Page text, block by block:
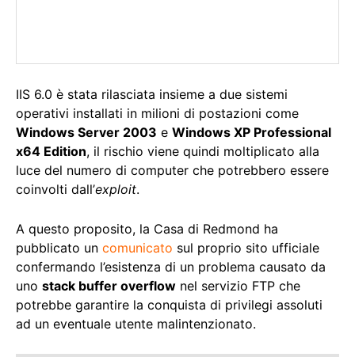
IIS 6.0 è stata rilasciata insieme a due sistemi
operativi installati in milioni di postazioni come
Windows Server 2003 e Windows XP Professional
x64 Edition, il rischio viene quindi moltiplicato alla
luce del numero di computer che potrebbero essere
coinvolti dall’exploit.
A questo proposito, la Casa di Redmond ha
pubblicato un comunicato sul proprio sito ufficiale
confermando l’esistenza di un problema causato da
uno stack buffer overflow nel servizio FTP che
potrebbe garantire la conquista di privilegi assoluti
ad un eventuale utente malintenzionato.